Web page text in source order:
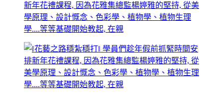
新年花禮課程, 因為花雅集總監楊婷雅的堅持, 從美
學原理、設計慨念、色彩學、植物學、植物生理
學....等等基礎開始教起, 在親